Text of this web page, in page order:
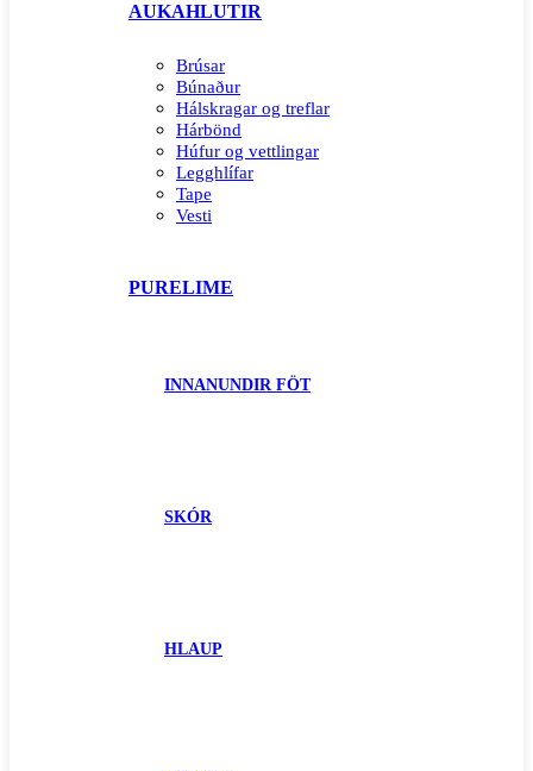
AUKAHLUTIR
Brúsar
Búnaður
Hálskragar og treflar
Hárbönd
Húfur og vettlingar
Legghlífar
Tape
Vesti
PURELIME
INNANUNDIR FÖT
SKÓR
HLAUP